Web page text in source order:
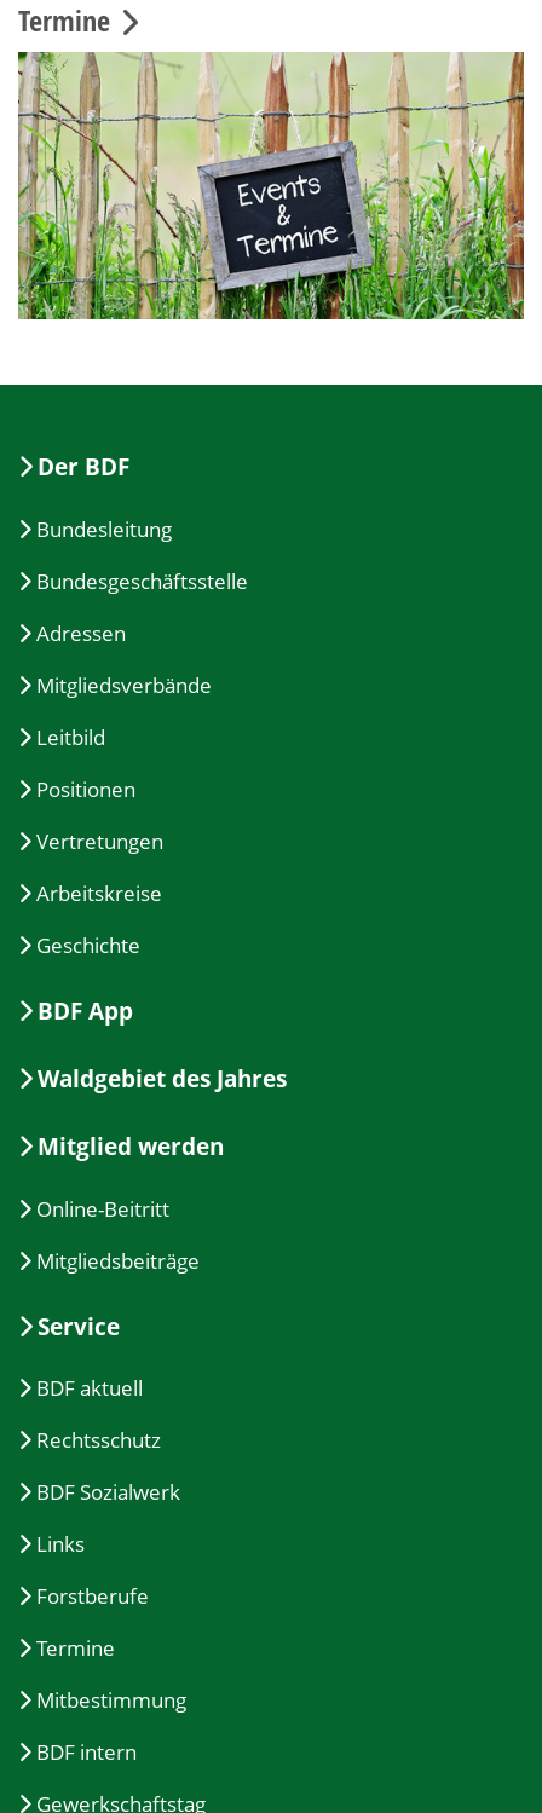
Termine
Der BDF
Bundesleitung
Bundesgeschäftsstelle
Adressen
Mitgliedsverbände
Leitbild
Positionen
Vertretungen
Arbeitskreise
Geschichte
BDF App
Waldgebiet des Jahres
Mitglied werden
Online-Beitritt
Mitgliedsbeiträge
Service
BDF aktuell
Rechtsschutz
BDF Sozialwerk
Links
Forstberufe
Termine
Mitbestimmung
BDF intern
Gewerkschaftstag